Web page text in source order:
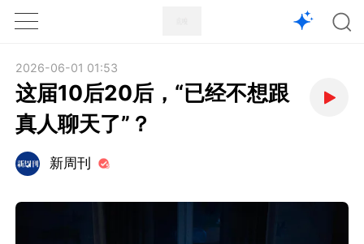
1X
2026-06-01 01:53
这届10后20后，“已经不想跟
真人聊天了”？
新周刊